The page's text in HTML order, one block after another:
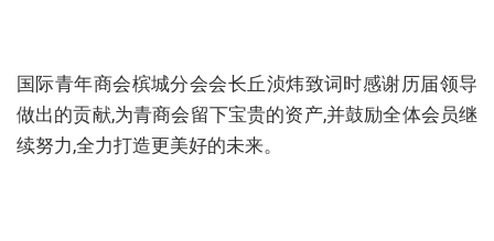
国际青年商会槟城分会会长丘浈炜致词时感谢历届领导
做出的贡献,为青商会留下宝贵的资产,并鼓励全体会员继
续努力,全力打造更美好的未来。